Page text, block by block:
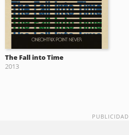
The Fall into Time
2013